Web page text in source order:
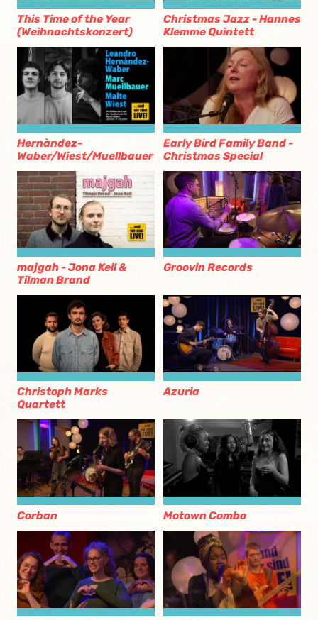
This Time of the Year
(Weihnachtskonzert)
Christmas Jazz - Hannes
Klemme Quintett
Hernàndez-
Waber/Wiest/Muellbauer
Early Bird Family Band -
Christmas Special
majgah - Jona Keil &
Tilman Brand
Groovin Records
Christoph Marks
Quartett
Azuria
Corban Motown Combo